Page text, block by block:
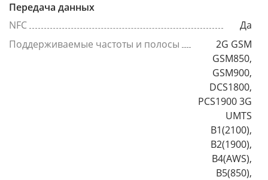
Передача данных
NFC
Да
Поддерживаемые частоты и полосы
2G GSM
GSM850,
GSM900,
DCS1800,
PCS1900 3G
UMTS
B1(2100),
B2(1900),
B4(AWS),
B5(850),